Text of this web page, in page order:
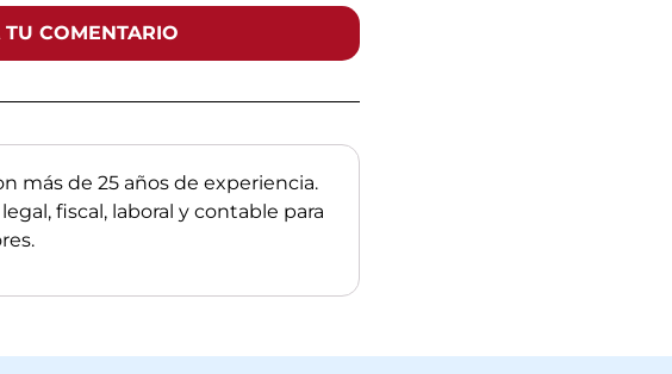
COMENTARIO
más de 25 años de experiencia.
fiscal, laboral y contable para